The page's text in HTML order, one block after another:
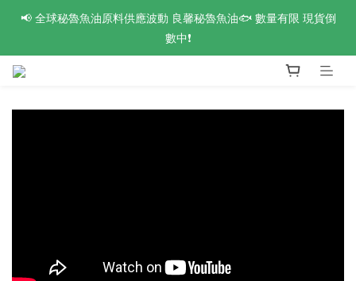
活力88節 爸氣來襲🔥 指定系列最高【買8送4】❗全館滿額最高現
折$1188 新會員再享首購免運🆓
📢 全球秘魯魚油原料供應波動 良馨秘魯魚油🐟 數量有限 現貨倒
數中❗